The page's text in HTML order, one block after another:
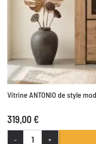
Vitrine ANTONIO de style
319,00 €
- +